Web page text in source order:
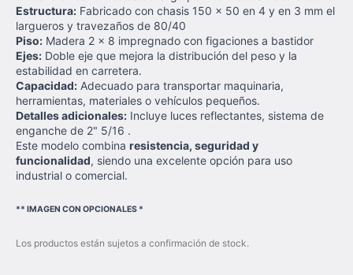
Estructura: Fabricado con chasis 150 x 50 en 4 y en 3 mm el
largueros y travezaños de 80/40
Piso: Madera 2 x 8 impregnado con figaciones a bastidor
Ejes: Doble eje que mejora la distribución del peso y la
estabilidad en carretera.
Capacidad: Adecuado para transportar maquinaria,
herramientas, materiales o vehículos pequeños.
Detalles adicionales: Incluye luces reflectantes, sistema de
enganche de 2" 5/16 .
Este modelo combina resistencia, seguridad y
funcionalidad, siendo una excelente opción para uso
industrial o comercial.
** IMAGEN CON OPCIONALES *
Los productos están sujetos a confirmación de stock.